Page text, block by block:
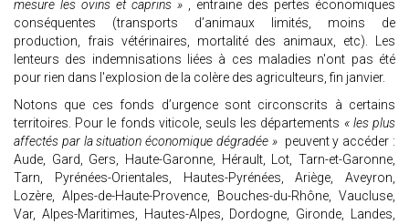
mesure les ovins et caprins » , entraine des pertes économiques
conséquentes (transports d’animaux limités, moins de
production, frais vétérinaires, mortalité des animaux, etc). Les
lenteurs des indemnisations liées à ces maladies n'ont pas été
pour rien dans l'explosion de la colère des agriculteurs, fin janvier.
Notons que ces fonds d’urgence sont circonscrits à certains
territoires. Pour le fonds viticole, seuls les départements « les plus
affectés par la situation économique dégradée » peuvent y accéder :
Aude, Gard, Gers, Haute-Garonne, Hérault, Lot, Tarn-et-Garonne,
Tarn, Pyrénées-Orientales, Hautes-Pyrénées, Ariège, Aveyron,
Lozère, Alpes-de-Haute-Provence, Bouches-du-Rhône, Vaucluse,
Var, Alpes-Maritimes, Hautes-Alpes, Dordogne, Gironde, Landes,